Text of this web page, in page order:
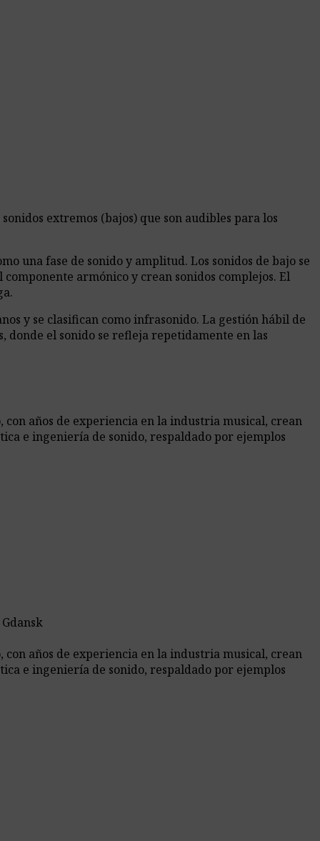
extremos (bajos) que son audibles para los
una fase de sonido y amplitud. Los sonidos de bajo se
armónico y crean sonidos complejos. El
y se clasifican como infrasonido. La gestión hábil de
donde el sonido se refleja repetidamente en las
años de experiencia en la industria musical, crean
e ingeniería de sonido, respaldado por ejemplos
años de experiencia en la industria musical, crean
e ingeniería de sonido, respaldado por ejemplos